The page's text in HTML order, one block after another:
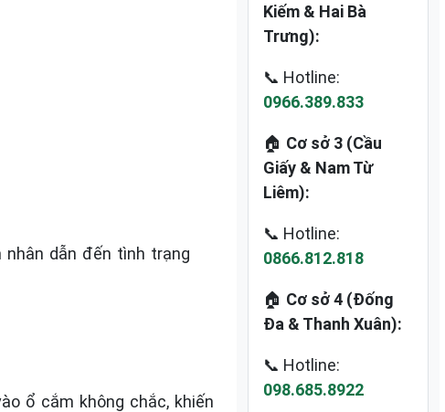
dẫn đến tình trạng
ổ cắm không chắc, khiến
Kiếm & Hai Bà
Trưng):
📞 Hotline:
0966.389.833
🏠 Cơ sở 3 (Cầu
Giấy & Nam Từ
Liêm):
📞 Hotline:
0866.812.818
🏠 Cơ sở 4 (Đống
Đa & Thanh Xuân):
📞 Hotline:
098.685.8922